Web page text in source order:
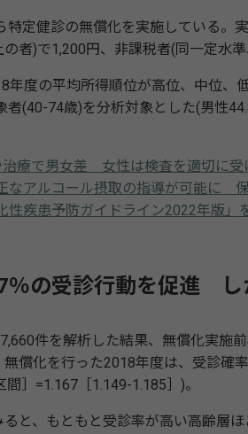
定健診の無償化を実施している。
者)で1,200円、非課税者(同一定水準
度の平均所得順位が高位、中位、
(40-74歳)を分析対象とした(男性
治療で男女差 女性は検査を適切に受
なアルコール摂取の指導が可能に
性疾患予防ガイドライン2022年版」
％の受診行動を促進 し
件を解析した結果、無償化実施
償化を行った2018年度は、受診確
］=1.167［1.149-1.185］)。
と、もともと受診率が高い高齢層